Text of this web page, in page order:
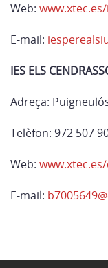
Web:
E-mail:
IES ELS
Adreça:
Telèfon: 972 507
Web:
E-mail: